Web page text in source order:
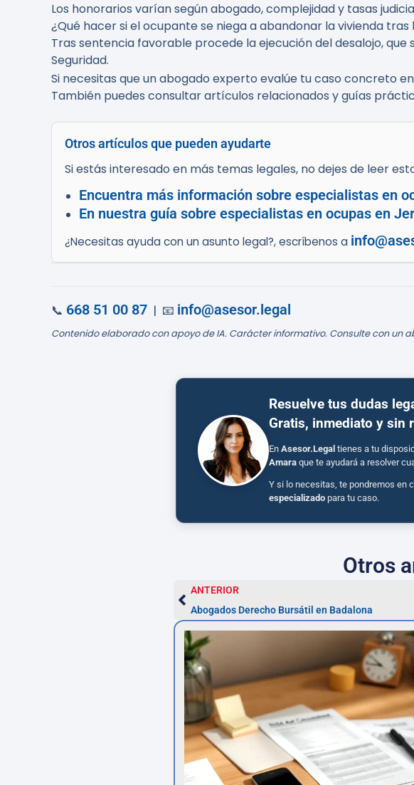
Los honorarios varían según abogado, complejidad y tasas
¿Qué hacer si el ocupante se niega a abandonar la vivienda tras
Tras sentencia favorable procede la ejecución del desalojo, que
Seguridad.
Si necesitas que un abogado experto evalúe tu caso concreto
También puedes consultar artículos relacionados y guías
Otros artículos que pueden ayudarte
Si estás interesado en más temas legales, no dejes de leer
Encuentra más información sobre especialistas en
En nuestra guía sobre especialistas en ocupas en
¿Necesitas ayuda con un asunto legal?, escríbenos a
📞 668 51 00 87 | 📧 info@asesor.legal
Contenido elaborado con apoyo de IA. Carácter informativo. Consulte con un
Resuelve tus dudas
Gratis, inmediato y sin
En Asesor.Legal tienes a tu
Amara que te ayudará a resolver
Y si lo necesitas, te pondremos en
especializado para tu caso.
Otros
ANTERIOR
Abogados Derecho Bursátil en Badalona